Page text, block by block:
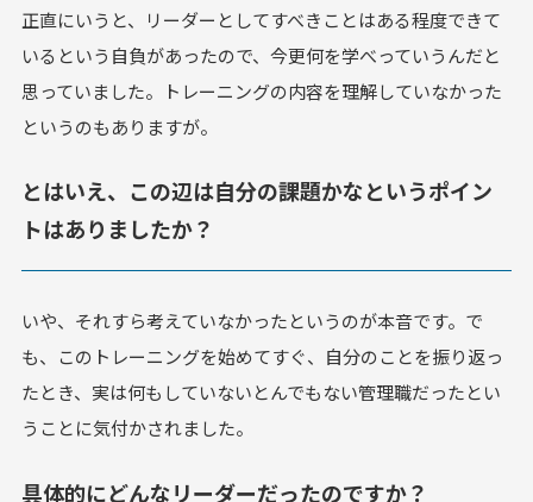
正直にいうと、リーダーとしてすべきことはある程度できて
いるという自負があったので、今更何を学べっていうんだと
思っていました。トレーニングの内容を理解していなかった
というのもありますが。
とはいえ、この辺は自分の課題かなというポイン
トはありましたか？
いや、それすら考えていなかったというのが本音です。で
も、このトレーニングを始めてすぐ、自分のことを振り返っ
たとき、実は何もしていないとんでもない管理職だったとい
うことに気付かされました。
具体的にどんなリーダーだったのですか？